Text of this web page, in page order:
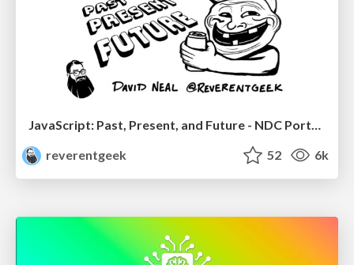
JavaScript: Past, Present, and Future - NDC Porto 2020
reverentgeek
52 6k